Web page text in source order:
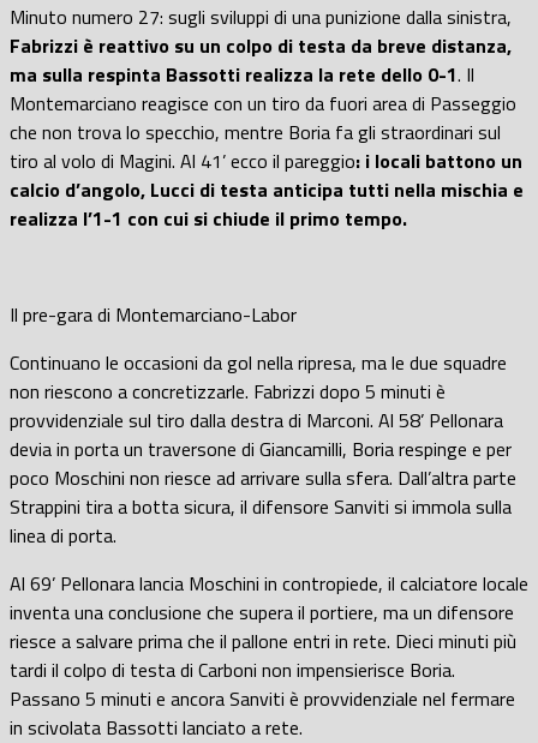
Minuto numero 27: sugli sviluppi di una punizione dalla sinistra,
Fabrizzi è reattivo su un colpo di testa da breve distanza,
ma sulla respinta Bassotti realizza la rete dello 0-1. Il
Montemarciano reagisce con un tiro da fuori area di Passeggio
che non trova lo specchio, mentre Boria fa gli straordinari sul
tiro al volo di Magini. Al 41’ ecco il pareggio: i locali battono un
calcio d’angolo, Lucci di testa anticipa tutti nella mischia e
realizza l’1-1 con cui si chiude il primo tempo.
Il pre-gara di Montemarciano-Labor
Continuano le occasioni da gol nella ripresa, ma le due squadre
non riescono a concretizzarle. Fabrizzi dopo 5 minuti è
provvidenziale sul tiro dalla destra di Marconi. Al 58’ Pellonara
devia in porta un traversone di Giancamilli, Boria respinge e per
poco Moschini non riesce ad arrivare sulla sfera. Dall’altra parte
Strappini tira a botta sicura, il difensore Sanviti si immola sulla
linea di porta.
Al 69’ Pellonara lancia Moschini in contropiede, il calciatore locale
inventa una conclusione che supera il portiere, ma un difensore
riesce a salvare prima che il pallone entri in rete. Dieci minuti più
tardi il colpo di testa di Carboni non impensierisce Boria.
Passano 5 minuti e ancora Sanviti è provvidenziale nel fermare
in scivolata Bassotti lanciato a rete.